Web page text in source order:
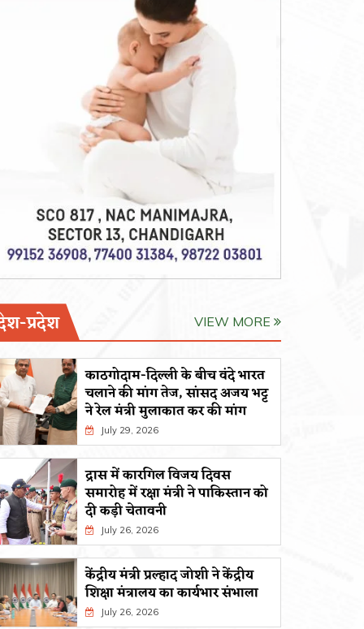
प्रदेश VIEW MORE
काठगोदाम-दिल्ली के बीच वंदे भारत
चलाने की मांग तेज, सांसद अजय भट्ट
ने रेल मंत्री मुलाकात कर की मांग
July 29, 2026
द्रास में कारगिल विजय दिवस
समारोह में रक्षा मंत्री ने पाकिस्तान को
दी कड़ी चेतावनी
July 26, 2026
केंद्रीय मंत्री प्रल्हाद जोशी ने केंद्रीय
शिक्षा मंत्रालय का कार्यभार संभाला
July 26, 2026